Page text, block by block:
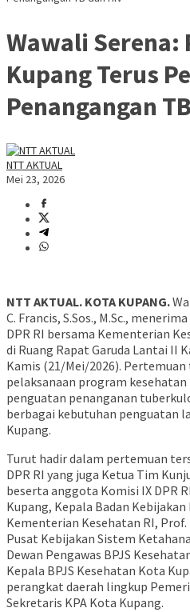
Wawali Serena:
Kupang Terus
Penangangan
NTT AKTUAL
Mei 23, 2026
NTT AKTUAL. KOTA KUPANG.
C. Francis, S.Sos., M.Sc.,
DPR RI bersama Kementerian
di Ruang Rapat Garuda Lantai II
Kamis (21/Mei/2026).
pelaksanaan program kesehatan
penguatan penanganan
berbagai kebutuhan penguatan
Kupang.
Turut hadir dalam pertemuan
DPR RI yang juga Ketua Tim
beserta anggota Komisi IX DPR
Kupang, Kepala Badan
Kementerian Kesehatan RI, Prof.
Pusat Kebijakan Sistem
Dewan Pengawas BPJS
Kepala BPJS Kesehatan Kota
perangkat daerah lingkup
Sekretaris KPA Kota Kupang.